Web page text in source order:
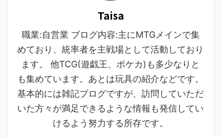
Taisa
職業:自営業 ブログ内容:主にMTGメインで集
めており、統率者を主戦場として活動しており
ます。 他TCG(遊戯王、ポケカ)も多少なりと
も集めています。あとは玩具の紹介などです。
基本的には雑記ブログですが、訪問していただ
いた方々が満足できるような情報も発信してい
けるよう努力する所存です。